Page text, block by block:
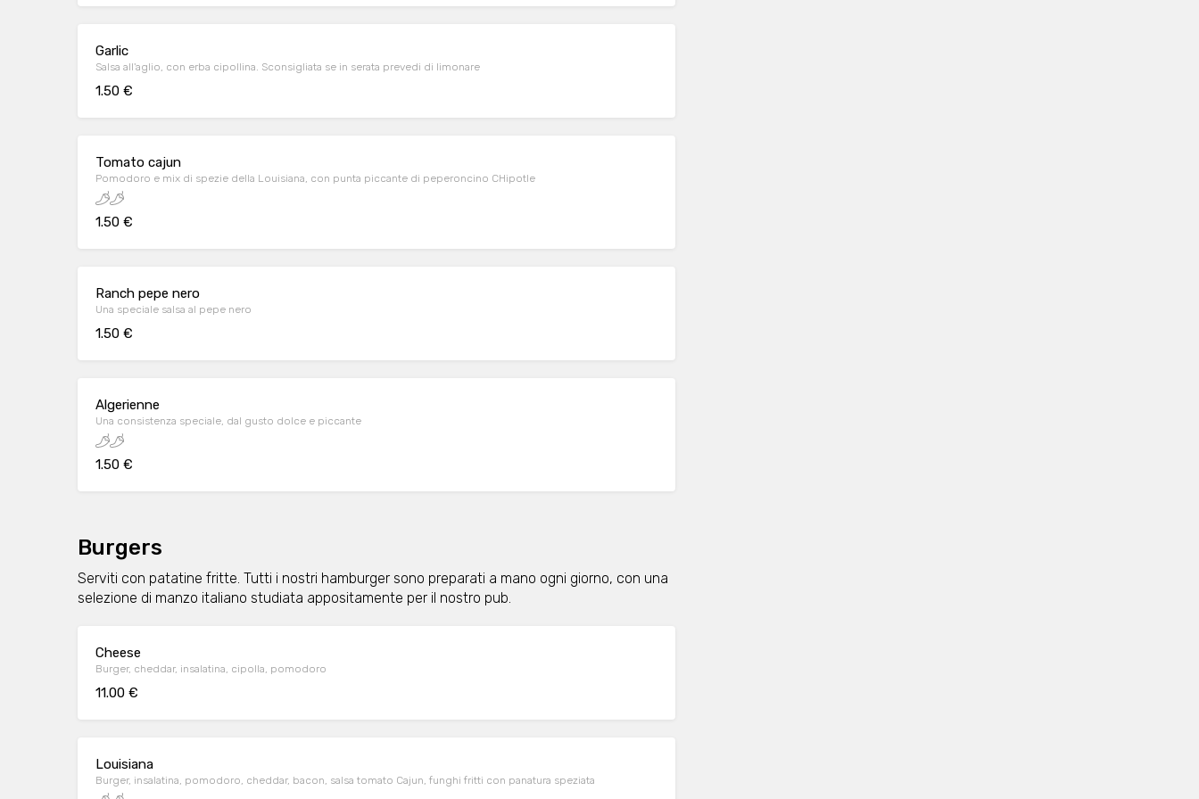
Garlic
Salsa all'aglio, con erba cipollina. Sconsigliata se in serata prevedi di limonare
1.50 €
Tomato cajun
Pomodoro e mix di spezie della Louisiana, con punta piccante di peperoncino CHipotle
1.50 €
Ranch pepe nero
Una speciale salsa al pepe nero
1.50 €
Algerienne
Una consistenza speciale, dal gusto dolce e piccante
1.50 €
Burgers
Serviti con patatine fritte. Tutti i nostri hamburger sono preparati a mano ogni giorno, con una
selezione di manzo italiano studiata appositamente per il nostro pub.
Cheese
Burger, cheddar, insalatina, cipolla, pomodoro
11.00 €
Louisiana
Burger, insalatina, pomodoro, cheddar, bacon, salsa tomato Cajun, funghi fritti con panatura speziata